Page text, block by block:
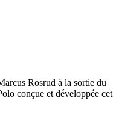
Rosrud à la sortie du
conçue et développée cet